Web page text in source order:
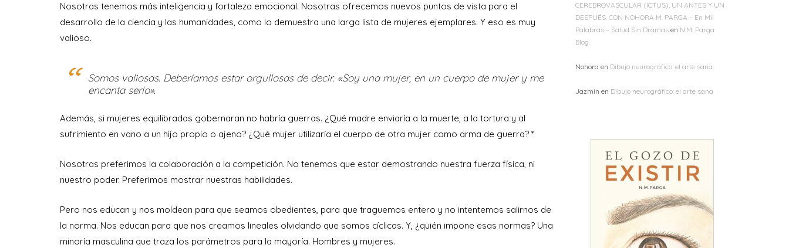
Nosotras tenemos más inteligencia y fortaleza emocional. Nosotras ofrecemos nuevos puntos de vista para el
desarrollo de la ciencia y las humanidades, como lo demuestra una larga lista de mujeres ejemplares. Y eso es muy
valioso.
Somos valiosas. Deberíamos estar orgullosas de decir: «Soy una mujer, en un cuerpo de mujer y me
encanta serlo».
Además, si mujeres equilibradas gobernaran no habría guerras. ¿Qué madre enviaría a la muerte, a la tortura y al
sufrimiento en vano a un hijo propio o ajeno? ¿Qué mujer utilizaría el cuerpo de otra mujer como arma de guerra? *
Nosotras preferimos la colaboración a la competición. No tenemos que estar demostrando nuestra fuerza física, ni
nuestro poder. Preferimos mostrar nuestras habilidades.
Pero nos educan y nos moldean para que seamos obedientes, para que traguemos entero y no intentemos salirnos de
la norma. Nos educan para que nos creamos lineales olvidando que somos cíclicas. Y, ¿quién impone esas normas? Una
minoría masculina que traza los parámetros para la mayoría. Hombres y mujeres.
CEREBROVASCULAR (ICTUS), UN ANTES Y UN
DESPUÉS. CON NOHORA M. PARGA – En Mil
Palabras – Salud Sin Dramasen N.M. Parga
Blog
Nohora en Dibujo neurográfico: el arte sana
Jazmin en Dibujo neurográfico: el arte sana